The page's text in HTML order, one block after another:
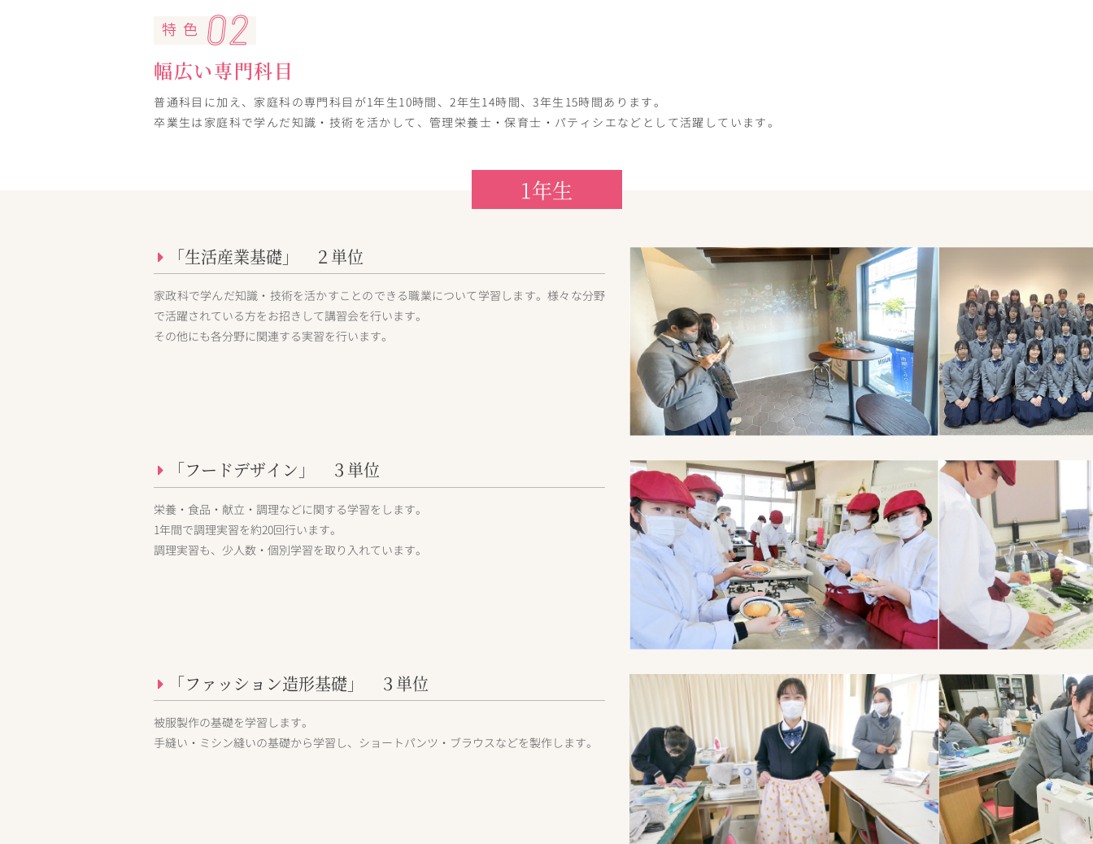
特 色
幅広い専門科目
普通科目に加え、家庭科の専門科目が1年生10時間、2年生14時間、3年生15時間あります。
卒業生は家庭科で学んだ知識・技術を活かして、管理栄養士・保育士・パティシエなどとして活躍しています。
1年生
「生活産業基礎」 ２単位
家政科で学んだ知識・技術を活かすことのできる職業について学習します。様々な分野
で活躍されている方をお招きして講習会を行います。
その他にも各分野に関連する実習を行います。
「フードデザイン」 ３単位
栄養・食品・献立・調理などに関する学習をします。
1年間で調理実習を約20回行います。
調理実習も、少人数・個別学習を取り入れています。
「ファッション造形基礎」 ３単位
被服製作の基礎を学習します。
手縫い・ミシン縫いの基礎から学習し、ショートパンツ・ブラウスなどを製作します。